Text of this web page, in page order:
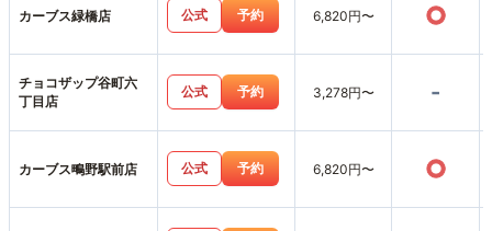
カーブス緑橋店 公式 予約 6,820円〜 ○
チョコザップ谷町六
丁目店
公式 予約 3,278円〜 -
カーブス鴫野駅前店 公式 予約 6,820円〜 ○